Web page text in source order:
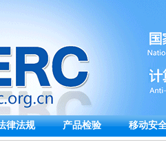
律法规 产品检验 移动安